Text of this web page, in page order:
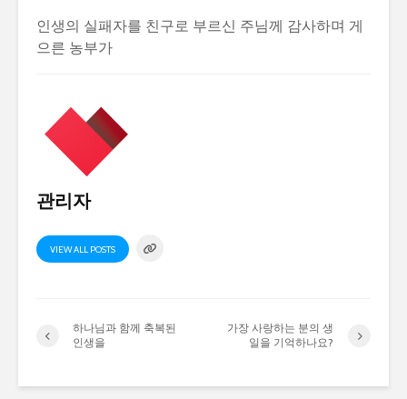
인생의 실패자를 친구로 부르신 주님께 감사하며 게
으른 농부가
관리자
VIEW ALL POSTS
하나님과 함께 축복된
인생을
가장 사랑하는 분의 생
일을 기억하나요?